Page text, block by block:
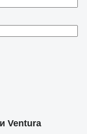
Ventura